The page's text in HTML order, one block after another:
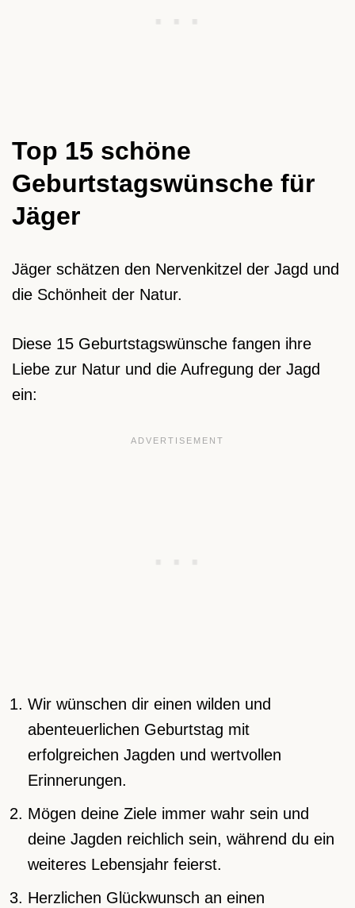
Top 15 schöne
Geburtstagswünsche für
Jäger
Jäger schätzen den Nervenkitzel der Jagd und
die Schönheit der Natur.
Diese 15 Geburtstagswünsche fangen ihre
Liebe zur Natur und die Aufregung der Jagd
ein:
Wir wünschen dir einen wilden und
abenteuerlichen Geburtstag mit
erfolgreichen Jagden und wertvollen
Erinnerungen.
Mögen deine Ziele immer wahr sein und
deine Jagden reichlich sein, während du ein
weiteres Lebensjahr feierst.
Herzlichen Glückwunsch an einen